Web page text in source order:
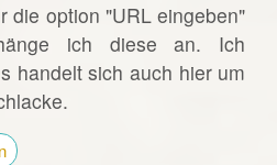
die option "URL eingeben"
ich diese an. Ich
handelt sich auch hier um